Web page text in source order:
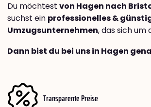
Du möchtest von Hagen nach
suchst ein professionelles &
Umzugsunternehmen, das sich um
Dann bist du bei uns in Hagen
Transparente Preise